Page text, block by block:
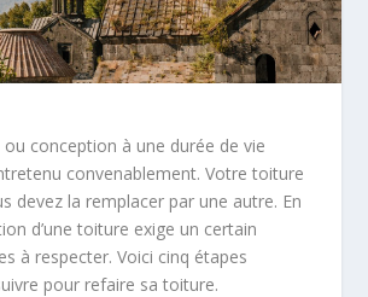
conception à une durée de vie
convenablement. Votre toiture
devez la remplacer par une autre. En
d’une toiture exige un certain
à respecter. Voici cinq étapes
pour refaire sa toiture.